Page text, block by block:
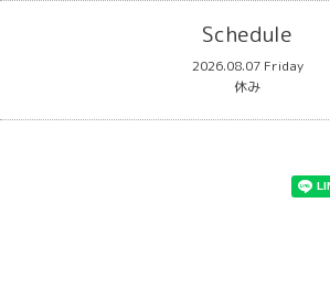
Schedule
2026.08.07 Friday
休み